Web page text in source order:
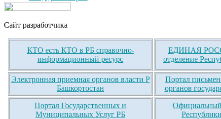
Сайт разработчика
КТО есть КТО в РБ справочно-
информационный ресурс
ЕДИНАЯ
отделение
Электронная приемная органов власти Р
Башкортостан
Портал
органов
Портал Государственных и
Муниципальных Услуг РБ
Официальный